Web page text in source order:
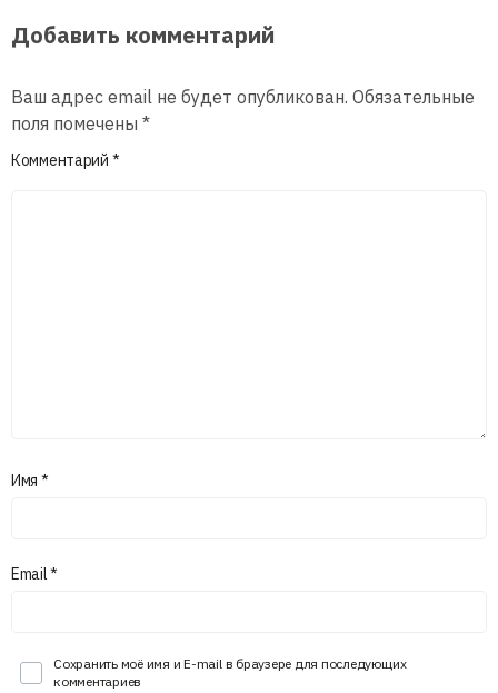
Добавить комментарий
Ваш адрес email не будет опубликован. Обязательные
поля помечены *
Комментарий *
Имя *
Email*
Сохранить моё имя и E-mail в браузере для последующих
комментариев